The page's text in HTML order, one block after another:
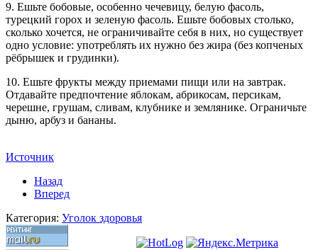
9. Ешьте бобовые, особенно чечевицу, белую фасоль,
турецкий горох и зеленую фасоль. Ешьте бобовых столько,
сколько хочется, не ограничивайте себя в них, но существует
одно условие: употреблять их нужно без жира (без копченых
рёбрышек и грудинки).
10. Ешьте фрукты между приемами пищи или на завтрак.
Отдавайте предпочтение яблокам, абрикосам, персикам,
черешне, грушам, сливам, клубнике и землянике. Ограничьте
дыню, арбуз и бананы.
Источник
Назад
Вперед
Категория: Уголок здоровья